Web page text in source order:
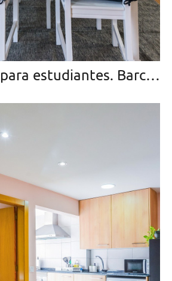
Alojamiento para estudiantes. Barcelona